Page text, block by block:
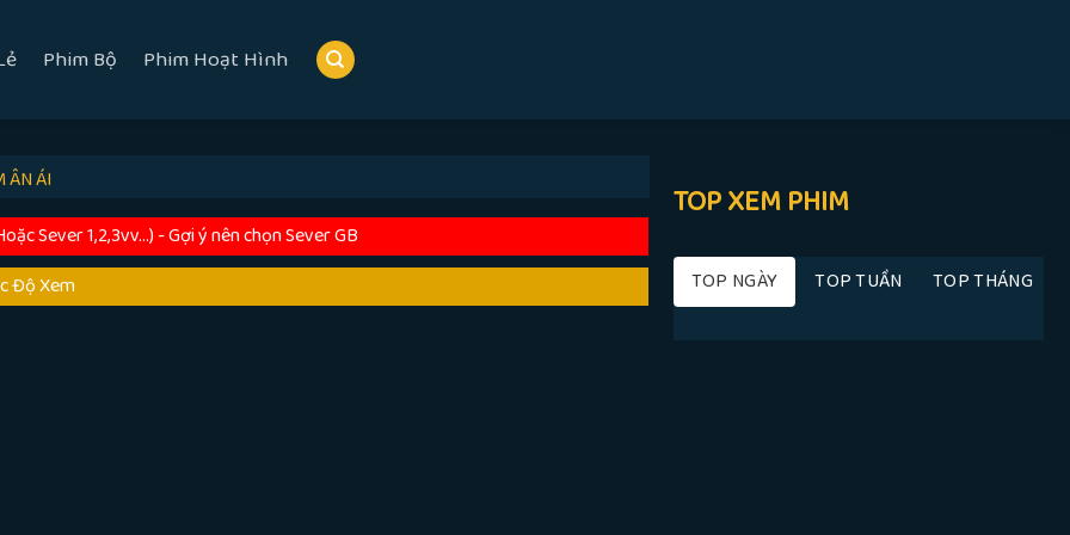
Phim Bộ Phim Hoạt Hình
ÂN ÁI
Sever 1,2,3vv...) - Gợi ý nên chọn Sever GB
Độ Xem
TOP XEM PHIM
TOP NGÀY TOP TUẦN TOP THÁNG